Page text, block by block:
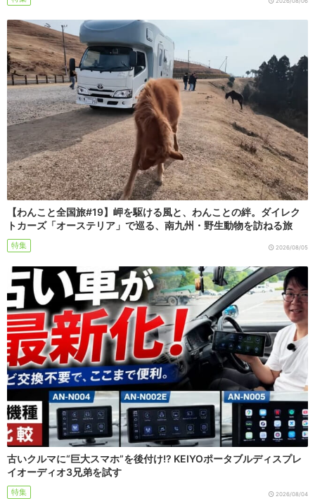
【わんこと全国旅#19】岬を駆ける風と、わんことの絆。ダイレク
トカーズ「オーステリア」で巡る、南九州・野生動物を訪ねる旅
特集 2026/08/05
古いクルマに“巨大スマホ”を後付け!? KEIYOポータブルディスプレ
イオーディオ3兄弟を試す
特集 2026/08/04